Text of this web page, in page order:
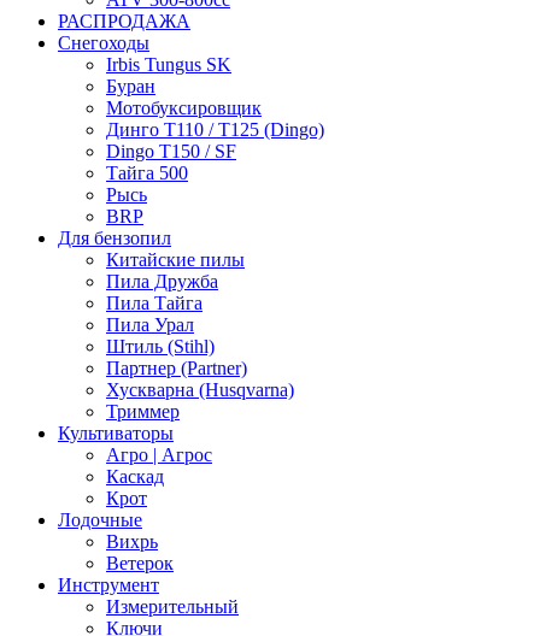
РАСПРОДАЖА
Снегоходы
Irbis Tungus SK
Буран
Мотобуксировщик
Динго T110 / T125 (Dingo)
Dingo T150 / SF
Тайга 500
Рысь
BRP
Для бензопил
Китайские пилы
Пила Дружба
Пила Тайга
Пила Урал
Штиль (Stihl)
Партнер (Partner)
Хускварна (Husqvarna)
Триммер
Культиваторы
Агро | Агрос
Каскад
Крот
Лодочные
Вихрь
Ветерок
Инструмент
Измерительный
Ключи